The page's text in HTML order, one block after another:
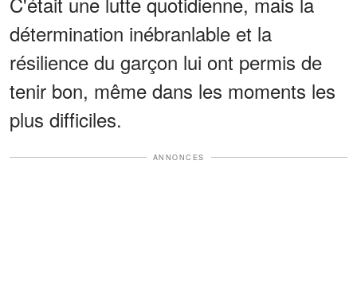
détermination inébranlable et la
résilience du garçon lui ont permis de
tenir bon, même dans les moments les
plus difficiles.
ANNONCES